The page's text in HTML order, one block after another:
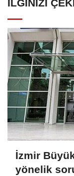
İLGINIZI
İzmir
yönelik